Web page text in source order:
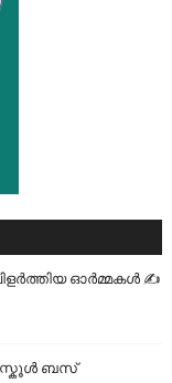
ഓർമ്മകൾ ✍️
സ്കൂൾ ബസ്